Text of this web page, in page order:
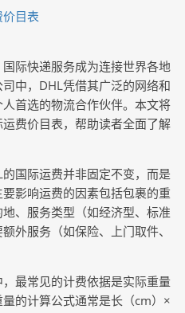
目表
际快递服务成为连接世界各地
中，DHL凭借其广泛的网络和
首选的物流合作伙伴。本文将
费价目表，帮助读者全面了解
国际运费并非固定不变，而是
影响运费的因素包括包裹的重
、服务类型（如经济型、标准
外服务（如保险、上门取件、
最常见的计费依据是实际重量
的计算公式通常是长（cm）×